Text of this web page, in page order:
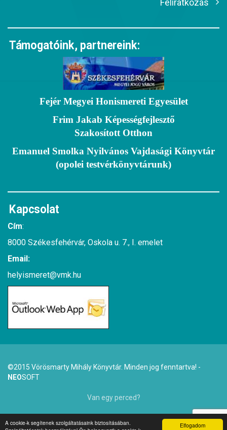
Elfogadom
A cookie-k segítenek szolgáltatásaink biztosításában.
Feliratkozás
Támogatóink, partnereink:
Fejér Megyei Honismereti Egyesület
Frim Jakab Képességfejlesztő
Szakosított Otthon
Emanuel Smolka Nyilvános Vajdasági Könyvtár
(opolei testvérkönyvtárunk)
Kapcsolat
Cím:
8000 Székesfehérvár, Oskola u. 7., I. emelet
Email:
helyismeret@vmk.hu
©2015 Vörösmarty Mihály Könyvtár. Minden jog fenntartva! -
NEOSOFT
Van egy perced?